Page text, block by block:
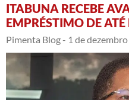
ITABUNA RECEBE
EMPRÉSTIMO DE
Pimenta Blog - 1 de